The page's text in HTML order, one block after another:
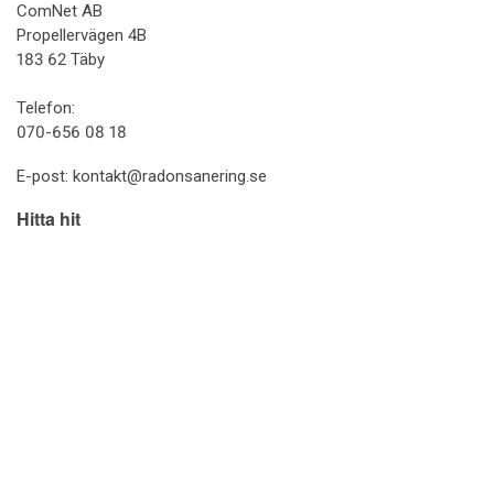
ComNet AB
Propellervägen 4B
183 62 Täby
Telefon:
070-656 08 18
E-post: kontakt@radonsanering.se
Hitta hit